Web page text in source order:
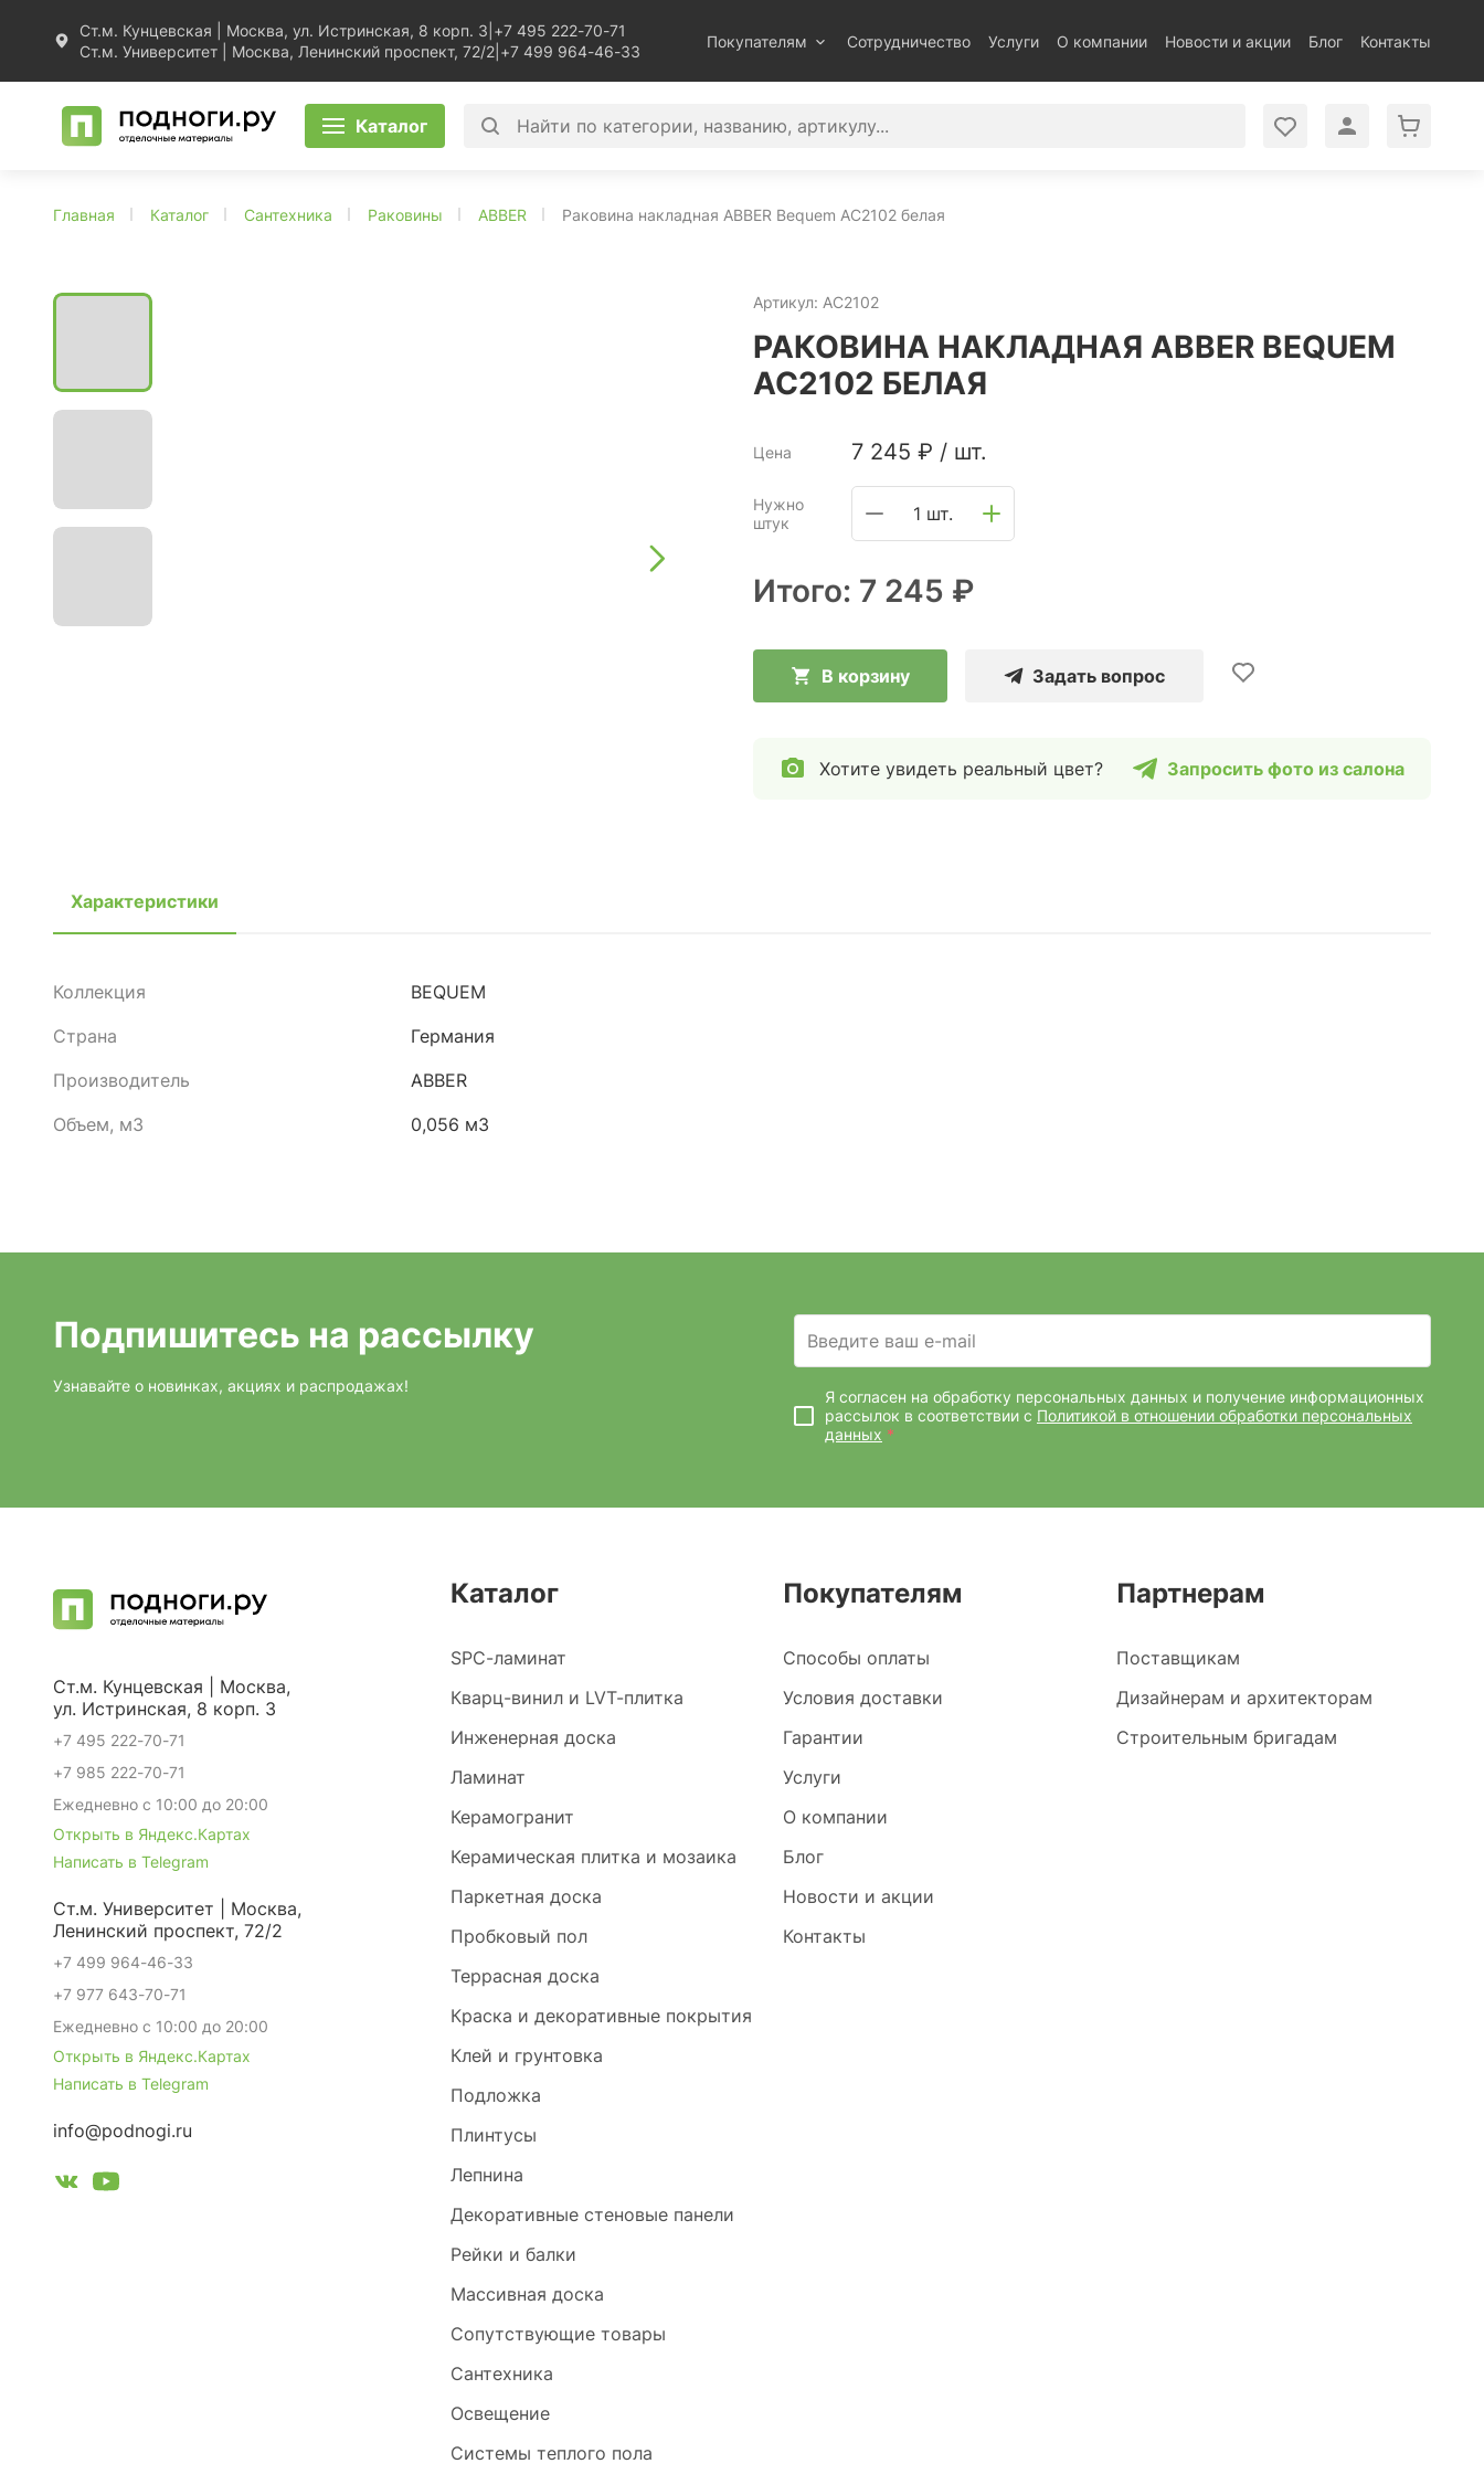
Ст.м. Кунцевская | Москва, ул. Истринская, 8 корп. 3 +7 495 222-70-71
Ст.м. Университет | Москва, Ленинский проспект, 72/2 +7 499 964-46-33
Покупателям Сотрудничество Услуги О компании Новости и акции Блог Контакты
Каталог
Главная Каталог Сантехника Раковины ABBER Раковина накладная ABBER Bequem AC2102 белая
Артикул: AC2102
РАКОВИНА НАКЛАДНАЯ ABBER BEQUEM
AC2102 БЕЛАЯ
Цена 7 245 ₽ / шт.
Нужно
штук
1 шт.
Итого: 7 245 ₽
В корзину Задать вопрос
Хотите увидеть реальный цвет? Запросить фото из салона
Характеристики
Коллекция
BEQUEM
Страна
Германия
Производитель
ABBER
Объем, м3
0,056 м3
Подпишитесь на рассылку
Узнавайте о новинках, акциях и распродажах!
Введите ваш e-mail
Я согласен на обработку персональных данных и получение информационных
рассылок в соответствии с Политикой в отношении обработки персональных
данных *
Каталог
SPC-ламинат
Кварц-винил и LVT-плитка
Инженерная доска
Ламинат
Керамогранит
Керамическая плитка и мозаика
Паркетная доска
Пробковый пол
Террасная доска
Краска и декоративные покрытия
Клей и грунтовка
Подложка
Плинтусы
Лепнина
Декоративные стеновые панели
Рейки и балки
Массивная доска
Сопутствующие товары
Сантехника
Освещение
Системы теплого пола
Покупателям
Способы оплаты
Условия доставки
Гарантии
Услуги
О компании
Блог
Новости и акции
Контакты
Партнерам
Поставщикам
Дизайнерам и архитекторам
Строительным бригадам
Ст.м. Кунцевская | Москва,
ул. Истринская, 8 корп. 3
+7 495 222-70-71
+7 985 222-70-71
Ежедневно с 10:00 до 20:00
Открыть в Яндекс.Картах
Написать в Telegram
Ст.м. Университет | Москва,
Ленинский проспект, 72/2
+7 499 964-46-33
+7 977 643-70-71
Ежедневно с 10:00 до 20:00
Открыть в Яндекс.Картах
Написать в Telegram
info@podnogi.ru